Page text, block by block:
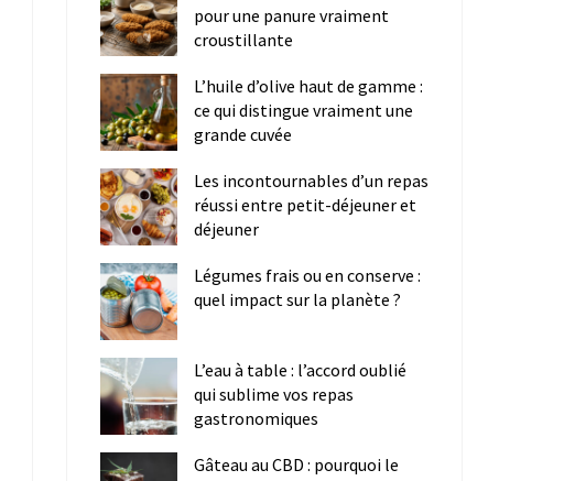
pour une panure vraiment
croustillante
L’huile d’olive haut de gamme :
ce qui distingue vraiment une
grande cuvée
Les incontournables d’un repas
réussi entre petit-déjeuner et
déjeuner
Légumes frais ou en conserve :
quel impact sur la planète ?
L’eau à table : l’accord oublié
qui sublime vos repas
gastronomiques
Gâteau au CBD : pourquoi le